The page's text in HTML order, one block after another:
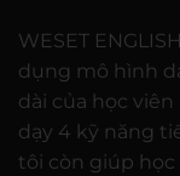
WESET
dụng mô hình
dài của học
dạy 4 kỹ năng
tôi còn giúp